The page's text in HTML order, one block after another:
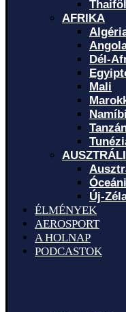
AFRIKA
Dél-
Mali
Új-
ÉLMÉNYEK
AEROSPORT
A HOLNAP
PODCASTOK